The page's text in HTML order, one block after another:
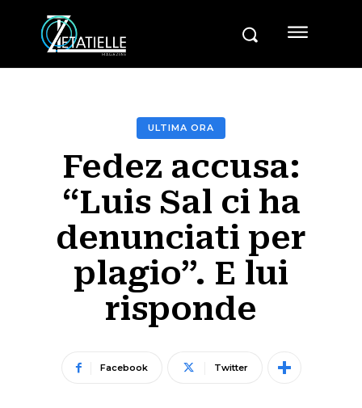
ULTIMA ORA
Fedez accusa:
“Luis Sal ci ha
denunciati per
plagio”. E lui
risponde
Facebook Twitter